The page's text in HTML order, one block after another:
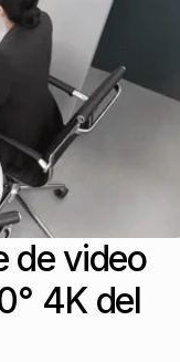
de video
4K del